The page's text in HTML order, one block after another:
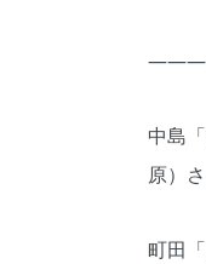
―――
中島
原）
町田